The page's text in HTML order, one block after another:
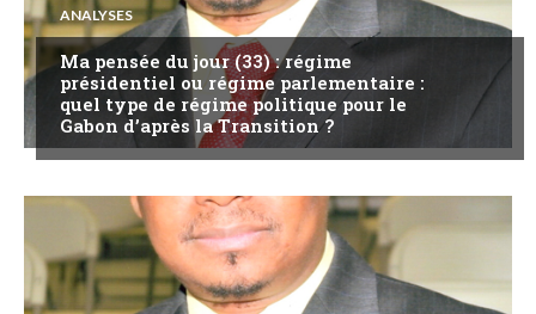
ANALYSES
Ma pensée du jour (33) : régime
présidentiel ou régime parlementaire :
quel type de régime politique pour le
Gabon d’après la Transition ?